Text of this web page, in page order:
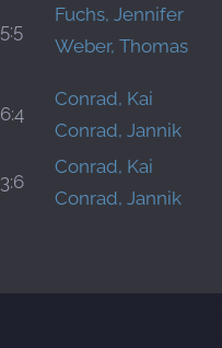
5:5
Fuchs, Jennifer
Weber, Thomas
6:4
Conrad, Kai
Conrad, Jannik
3:6
Conrad, Kai
Conrad, Jannik